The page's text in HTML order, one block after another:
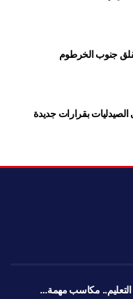
جنوب الخرطوم
بقرارات جديدة
مكاسب مهمة…